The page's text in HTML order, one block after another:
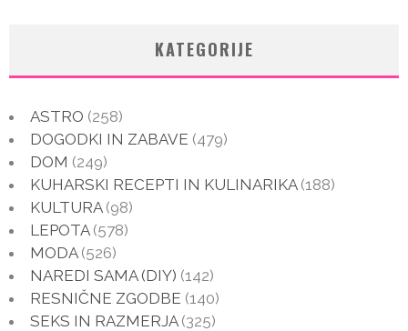
KATEGORIJE
ASTRO (258)
DOGODKI IN ZABAVE (479)
DOM (249)
KUHARSKI RECEPTI IN KULINARIKA(188)
KULTURA(98)
LEPOTA(578)
MODA(526)
NAREDI SAMA (DIY) (142)
RESNIČNE ZGODBE (140)
SEKS IN RAZMERJA(325)